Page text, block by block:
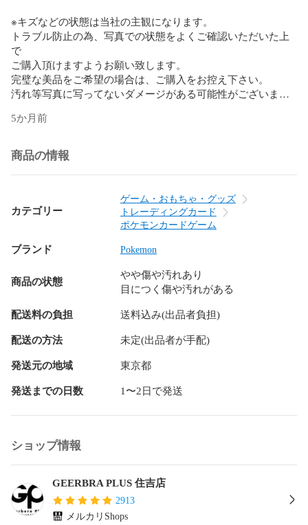
※キズなどの状態は当社の主観になります。
トラブル防止の為、写真での状態をよくご確認いただいた上
で
ご購入頂けますようお願い致します。
完璧な美品をご希望の場合は、ご購入をお控え下さい。
汚れ等写真に写ってないダメージがある可能性がございま
キャンセルは不可とさせて頂きます。
【ガーベラプラス　ランク基準】
未使用品
キズなし
Bランク
目立ちにくいキズが１～2ヵ所　御座います
Cランク
全体にキズが御座います
Dランク
かなり御座います。
5か月前
商品の情報
カテゴリー
ゲーム・おもちゃ・グッズ
トレーディングカード
ポケモンカードゲーム
ブランド Pokemon
商品の状態
やや傷や汚れあり
目につく傷や汚れがある
配送料の負担 送料込み(出品者負担)
配送の方法 未定(出品者が手配)
発送元の地域 東京都
発送までの日数 1〜2日で発送
ショップ情報
GEERBRA PLUS 住吉店
2913
メルカリShops